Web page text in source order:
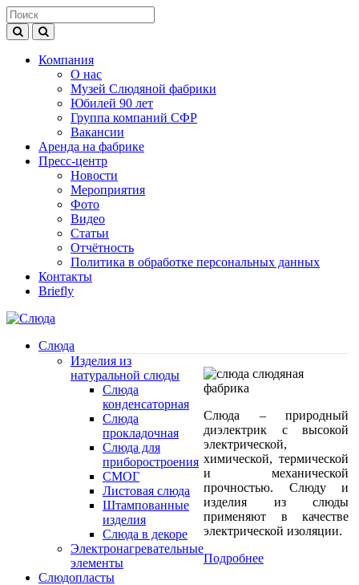
Компания
О нас
Музей Слюдяной фабрики
Юбилей 90 лет
Группа компаний СФР
Вакансии
Аренда на фабрике
Пресс-центр
Новости
Мероприятия
Фото
Видео
Статьи
Отчётность
Политика в обработке персональных данных
Контакты
Briefly
Слюда
Изделия из
натуральной слюды
Слюда
конденсаторная
Слюда
прокладочная
Cлюда для
приборостроения
СМОГ
Листовая слюда
Штампованные
изделия
Слюда в декоре
Электронагревательные
элементы
Слюда – природный
диэлектрик с высокой
электрической,
химической, термической
и механической
прочностью. Слюду и
изделия из слюды
применяют в качестве
электрической изоляции.
Подробнее
Слюдопласты